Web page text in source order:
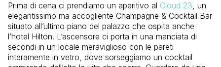
Prima di cena ci prendiamo un aperitivo al Cloud 23, un
elegantissimo ma accogliente Champagne & Cocktail Bar
situato all’ultimo piano del palazzo che ospita anche
l’hotel Hilton. L’ascensore ci porta in una manciata di
secondi in un locale meraviglioso con le pareti
interamente in vetro, dove sorseggiamo un cocktail